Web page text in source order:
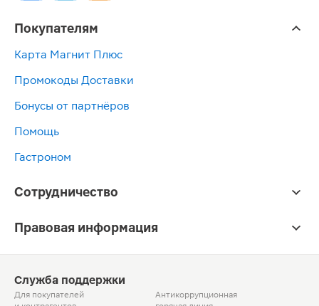
Покупателям
Карта Магнит Плюс
Промокоды Доставки
Бонусы от партнёров
Помощь
Гастроном
Сотрудничество
Правовая информация
Служба поддержки
Для покупателей
Антикоррупционная